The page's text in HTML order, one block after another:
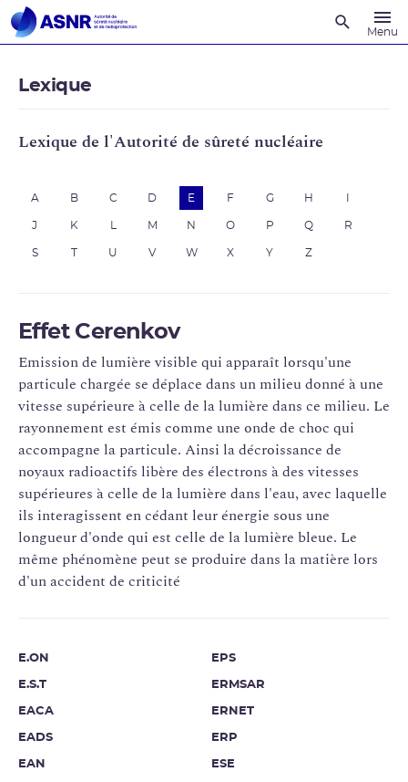
Menu
Lexique
Lexique de l'Autorité de sûreté nucléaire
A B C D E F G H
J K M N O P Q R
S U V W X Y Z
Effet Cerenkov
Emission de lumière visible qui apparaît lorsqu'une
particule chargée se déplace dans un milieu donné à une
vitesse supérieure à celle de la lumière dans ce milieu. Le
rayonnement est émis comme une onde de choc qui
accompagne la particule. Ainsi la décroissance de
noyaux radioactifs libère des électrons à des vitesses
supérieures à celle de la lumière dans l'eau, avec laquelle
ils interagissent en cédant leur énergie sous une
longueur d'onde qui est celle de la lumière bleue. Le
même phénomène peut se produire dans la matière lors
d'un accident de criticité
E.ON
E.S.T
EACA
EADS
EAN
EPS
ERMSAR
ERNET
ERP
ESE